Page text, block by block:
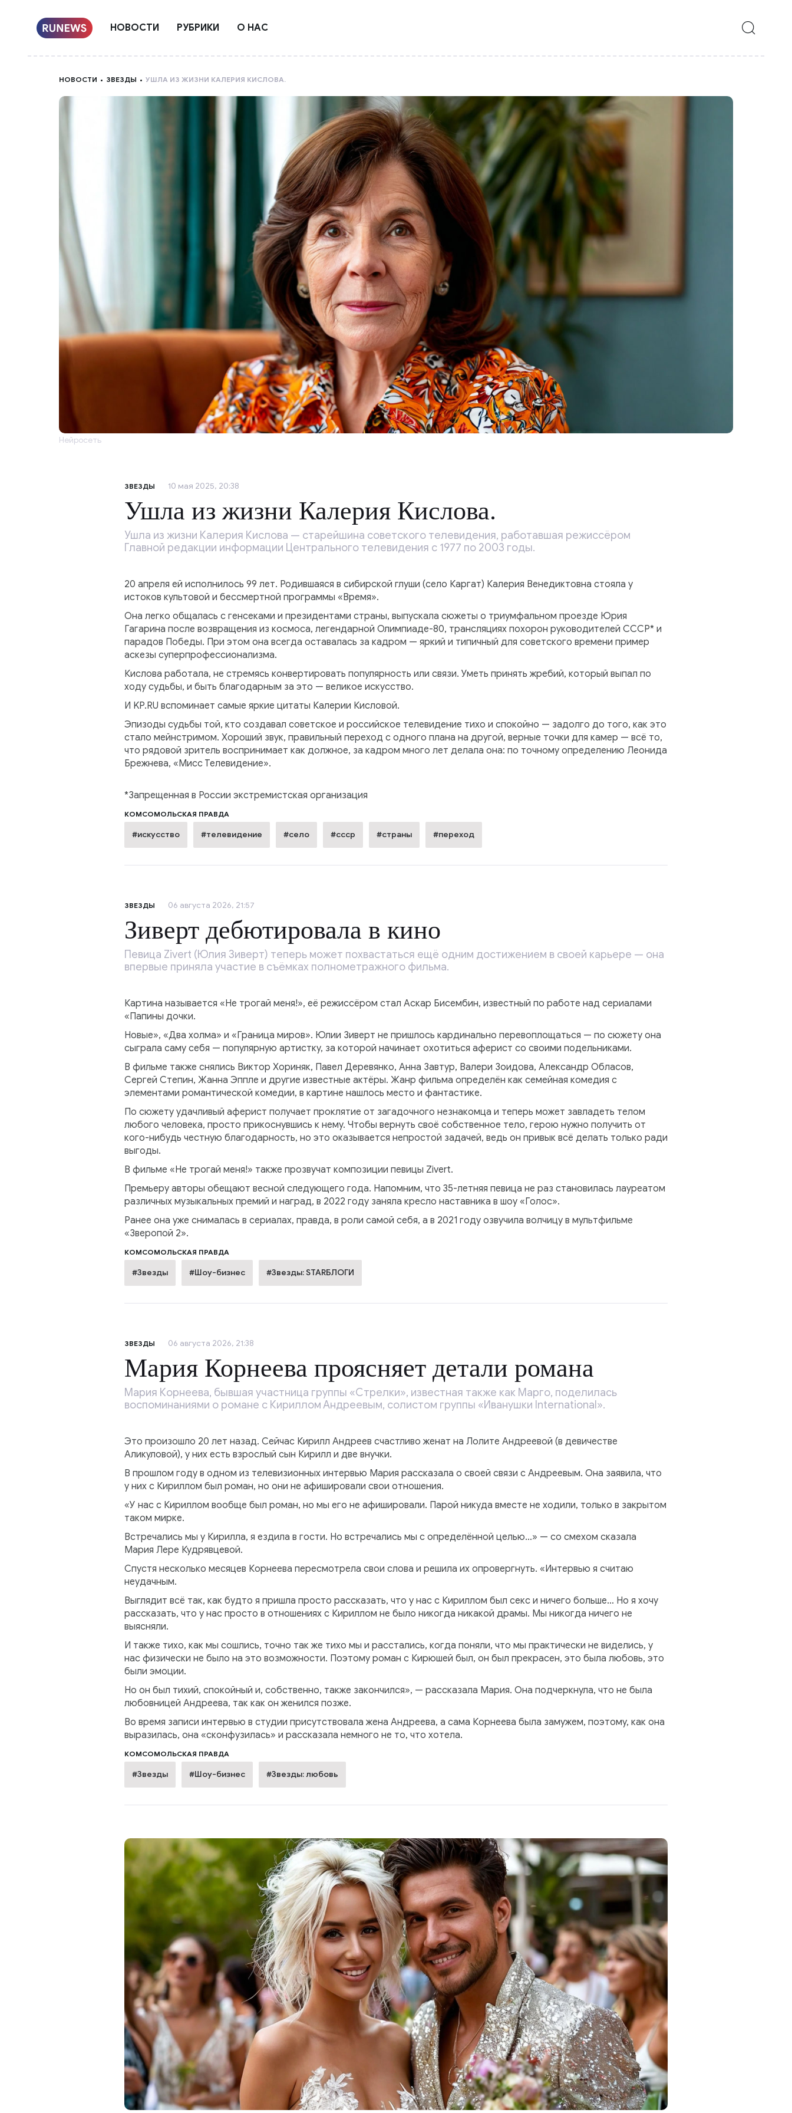
НОВОСТИ РУБРИКИ О НАС
НОВОСТИ ЗВЕЗДЫ УШЛА ИЗ ЖИЗНИ КАЛЕРИЯ КИСЛОВА.
Нейросеть
ЗВЕЗДЫ 10 мая 2025, 20:38
Ушла из жизни Калерия Кислова.
Ушла из жизни Калерия Кислова — старейшина советского телевидения, работавшая режиссёром
Главной редакции информации Центрального телевидения с 1977 по 2003 годы.
20 апреля ей исполнилось 99 лет. Родившаяся в сибирской глуши (село Каргат) Калерия Венедиктовна стояла у
истоков культовой и бессмертной программы «Время».
Она легко общалась с генсеками и президентами страны, выпускала сюжеты о триумфальном проезде Юрия
Гагарина после возвращения из космоса, легендарной Олимпиаде-80, трансляциях похорон руководителей СССР* и
парадов Победы. При этом она всегда оставалась за кадром — яркий и типичный для советского времени пример
аскезы суперпрофессионализма.
Кислова работала, не стремясь конвертировать популярность или связи. Уметь принять жребий, который выпал по
ходу судьбы, и быть благодарным за это — великое искусство.
И KP.RU вспоминает самые яркие цитаты Калерии Кисловой.
Эпизоды судьбы той, кто создавал советское и российское телевидение тихо и спокойно — задолго до того, как это
стало мейнстримом. Хороший звук, правильный переход с одного плана на другой, верные точки для камер — всё то,
что рядовой зритель воспринимает как должное, за кадром много лет делала она: по точному определению Леонида
Брежнева, «Мисс Телевидение».
*Запрещенная в России экстремистская организация
КОМСОМОЛЬСКАЯ ПРАВДА
#искусство #телевидение #село #ссср #страны #переход
ЗВЕЗДЫ 06 августа 2026, 21:57
Зиверт дебютировала в кино
Певица Zivert (Юлия Зиверт) теперь может похвастаться ещё одним достижением в своей карьере — она
впервые приняла участие в съёмках полнометражного фильма.
Картина называется «Не трогай меня!», её режиссёром стал Аскар Бисембин, известный по работе над сериалами
«Папины дочки.
Новые», «Два холма» и «Граница миров». Юлии Зиверт не пришлось кардинально перевоплощаться — по сюжету она
сыграла саму себя — популярную артистку, за которой начинает охотиться аферист со своими подельниками.
В фильме также снялись Виктор Хориняк, Павел Деревянко, Анна Завтур, Валери Зоидова, Александр Обласов,
Сергей Степин, Жанна Эппле и другие известные актёры. Жанр фильма определён как семейная комедия с
элементами романтической комедии, в картине нашлось место и фантастике.
По сюжету удачливый аферист получает проклятие от загадочного незнакомца и теперь может завладеть телом
любого человека, просто прикоснувшись к нему. Чтобы вернуть своё собственное тело, герою нужно получить от
кого-нибудь честную благодарность, но это оказывается непростой задачей, ведь он привык всё делать только ради
выгоды.
В фильме «Не трогай меня!» также прозвучат композиции певицы Zivert.
Премьеру авторы обещают весной следующего года. Напомним, что 35-летняя певица не раз становилась лауреатом
различных музыкальных премий и наград, в 2022 году заняла кресло наставника в шоу «Голос».
Ранее она уже снималась в сериалах, правда, в роли самой себя, а в 2021 году озвучила волчицу в мультфильме
«Зверопой 2».
КОМСОМОЛЬСКАЯ ПРАВДА
#Звезды #Шоу-бизнес #Звезды: STARБЛОГИ
ЗВЕЗДЫ 06 августа 2026, 21:38
Мария Корнеева проясняет детали романа
Мария Корнеева, бывшая участница группы «Стрелки», известная также как Марго, поделилась
воспоминаниями о романе с Кириллом Андреевым, солистом группы «Иванушки International».
Это произошло 20 лет назад. Сейчас Кирилл Андреев счастливо женат на Лолите Андреевой (в девичестве
Аликуловой), у них есть взрослый сын Кирилл и две внучки.
В прошлом году в одном из телевизионных интервью Мария рассказала о своей связи с Андреевым. Она заявила, что
у них с Кириллом был роман, но они не афишировали свои отношения.
«У нас с Кириллом вообще был роман, но мы его не афишировали. Парой никуда вместе не ходили, только в закрытом
таком мирке.
Встречались мы у Кирилла, я ездила в гости. Но встречались мы с определённой целью…» — со смехом сказала
Мария Лере Кудрявцевой.
Спустя несколько месяцев Корнеева пересмотрела свои слова и решила их опровергнуть. «Интервью я считаю
неудачным.
Выглядит всё так, как будто я пришла просто рассказать, что у нас с Кириллом был секс и ничего больше… Но я хочу
рассказать, что у нас просто в отношениях с Кириллом не было никогда никакой драмы. Мы никогда ничего не
выясняли.
И также тихо, как мы сошлись, точно так же тихо мы и расстались, когда поняли, что мы практически не виделись, у
нас физически не было на это возможности. Поэтому роман с Кирюшей был, он был прекрасен, это была любовь, это
были эмоции.
Но он был тихий, спокойный и, собственно, также закончился», — рассказала Мария. Она подчеркнула, что не была
любовницей Андреева, так как он женился позже.
Во время записи интервью в студии присутствовала жена Андреева, а сама Корнеева была замужем, поэтому, как она
выразилась, она «сконфузилась» и рассказала немного не то, что хотела.
КОМСОМОЛЬСКАЯ ПРАВДА
#Звезды #Шоу-бизнес #Звезды: любовь